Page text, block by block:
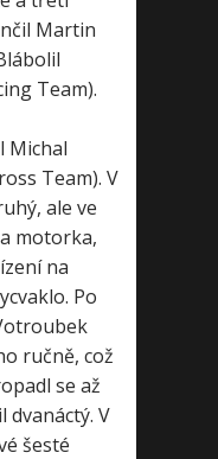
Martin
Team).
Michal
Team). V
ale ve
motorka,
na
Po
ručně, což
se až
dvanáctý. V
šesté